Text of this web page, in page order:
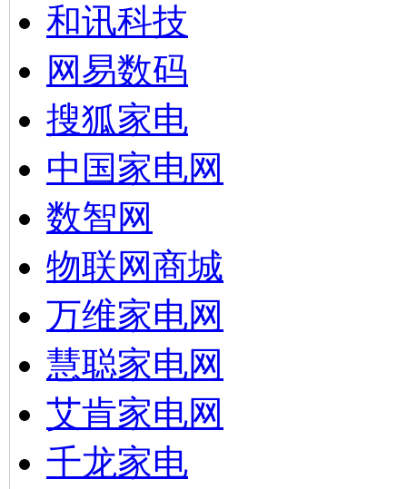
和讯科技
网易数码
搜狐家电
中国家电网
数智网
物联网商城
万维家电网
慧聪家电网
艾肯家电网
千龙家电